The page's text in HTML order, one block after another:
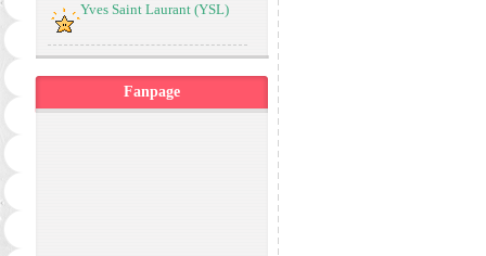
Yves Saint Laurant (YSL)
Fanpage